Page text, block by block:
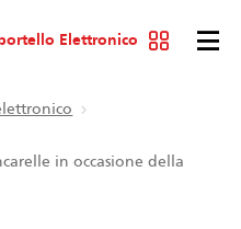
Elettronico
in occasione della